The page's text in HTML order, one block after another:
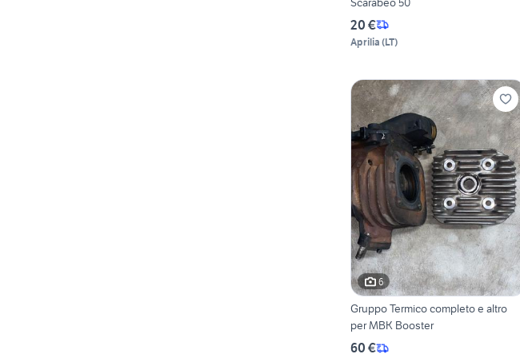
20 €
Aprilia (LT)
6
Gruppo Termico completo e altro
per MBK Booster
60 €